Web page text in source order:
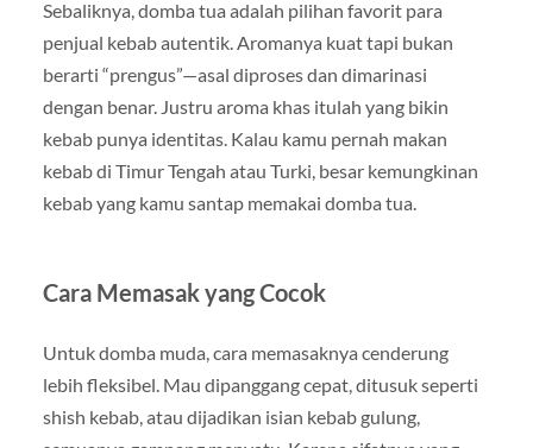
Sebaliknya, domba tua adalah pilihan favorit para
penjual kebab autentik. Aromanya kuat tapi bukan
berarti “prengus”—asal diproses dan dimarinasi
dengan benar. Justru aroma khas itulah yang bikin
kebab punya identitas. Kalau kamu pernah makan
kebab di Timur Tengah atau Turki, besar kemungkinan
kebab yang kamu santap memakai domba tua.
Cara Memasak yang Cocok
Untuk domba muda, cara memasaknya cenderung
lebih fleksibel. Mau dipanggang cepat, ditusuk seperti
shish kebab, atau dijadikan isian kebab gulung,